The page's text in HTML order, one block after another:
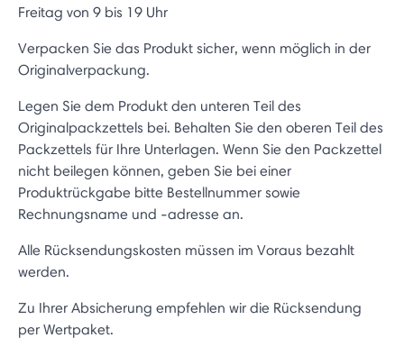
Freitag von 9 bis 19 Uhr
Verpacken Sie das Produkt sicher, wenn möglich in der
Originalverpackung.
Legen Sie dem Produkt den unteren Teil des
Originalpackzettels bei. Behalten Sie den oberen Teil des
Packzettels für Ihre Unterlagen. Wenn Sie den Packzettel
nicht beilegen können, geben Sie bei einer
Produktrückgabe bitte Bestellnummer sowie
Rechnungsname und -adresse an.
Alle Rücksendungskosten müssen im Voraus bezahlt
werden.
Zu Ihrer Absicherung empfehlen wir die Rücksendung
per Wertpaket.